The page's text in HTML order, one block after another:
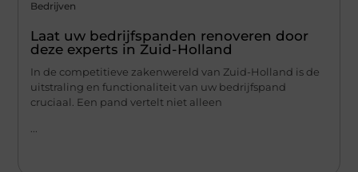
Bedrijven
Laat uw bedrijfspanden renoveren door
deze experts in Zuid-Holland
In de competitieve zakenwereld van Zuid-Holland is de
uitstraling en functionaliteit van uw bedrijfspand
cruciaal. Een pand vertelt niet alleen